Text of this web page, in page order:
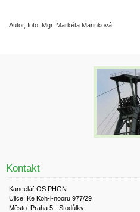
Autor, foto: Mgr. Markéta Marinková
Kontakt
Kancelář OS PHGN
Ulice: Ke Koh-i-nooru 977/29
Město: Praha 5 - Stodůlky